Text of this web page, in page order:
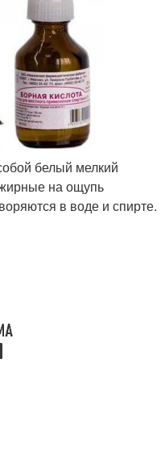
белый мелкий
на ощупь
в воде и спирте.